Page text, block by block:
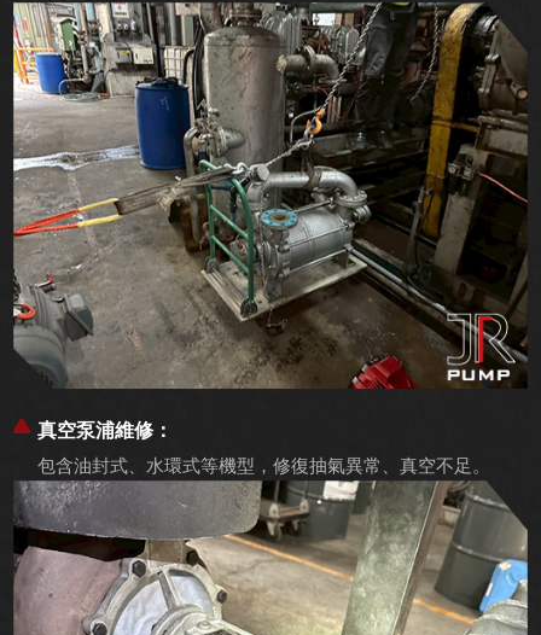
真空泵浦維修：
包含油封式、水環式等機型，修復抽氣異常、真空不足。